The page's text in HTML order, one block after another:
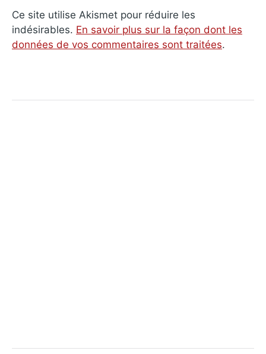
Ce site utilise Akismet pour réduire les
indésirables. En savoir plus sur la façon dont les
données de vos commentaires sont traitées.